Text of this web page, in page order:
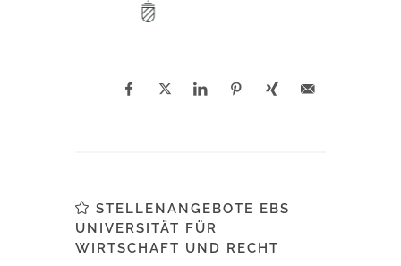
STELLENANGEBOTE EBS
UNIVERSITÄT FÜR
WIRTSCHAFT UND RECHT